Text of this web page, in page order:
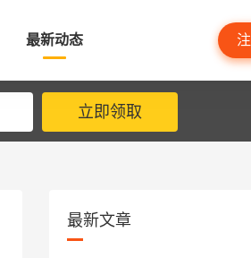
最新动态
立即领取
最新文章